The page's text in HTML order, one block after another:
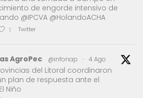
de engorde intensivo de
@IPCVA @HolandoACHA
1 Twitter
AgroPec @infonap · 4 Ago
del Litoral coordinaron
plan de respuesta ante el
Niño